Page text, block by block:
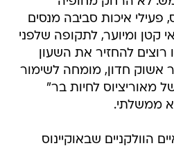
פעילי איכות סביבה מנסים
קטן ומיוער, לתקופה שלפני
רוצים להחזיר את השעון
אשוק חדון, מומחה לשימור
מאוריציוס לחיות בר"
הוולקניים שבאוקיינוס